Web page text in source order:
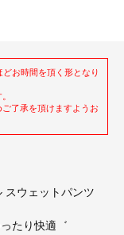
お時間を頂く形となり
了承を頂けますようお
スウェットパンツ
たり快適゛